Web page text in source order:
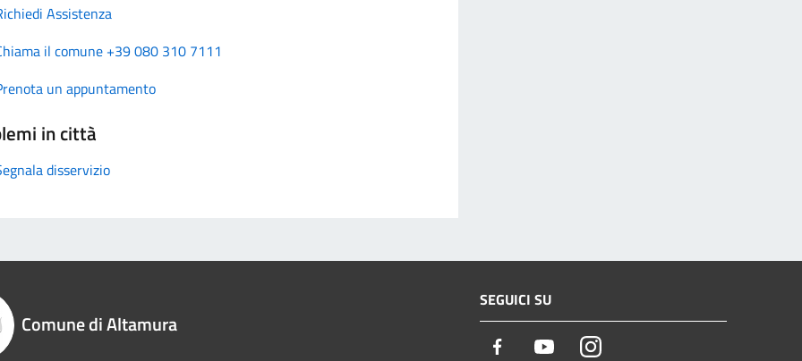
Assistenza
il comune +39 080 310 7111
un appuntamento
in città
disservizio
Comune di Altamura
SEGUICI SU
Facebook YoutubeInstagram